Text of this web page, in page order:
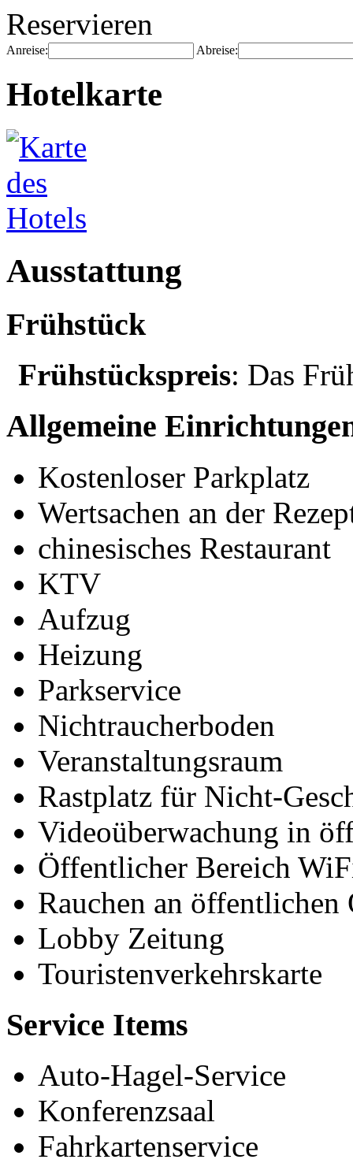
Reservieren
Anreise: Abreise:
Hotelkarte
Ausstattung
Frühstück
Frühstückspreis: Das
Allgemeine
Kostenloser Parkplatz
Wertsachen an der
chinesisches Restaurant
KTV
Aufzug
Heizung
Parkservice
Nichtraucherboden
Veranstaltungsraum
Rastplatz für Nicht-
Videoüberwachung in
Öffentlicher Bereich
Rauchen an öffentlichen
Lobby Zeitung
Touristenverkehrskarte
Service Items
Auto-Hagel-Service
Konferenzsaal
Fahrkartenservice